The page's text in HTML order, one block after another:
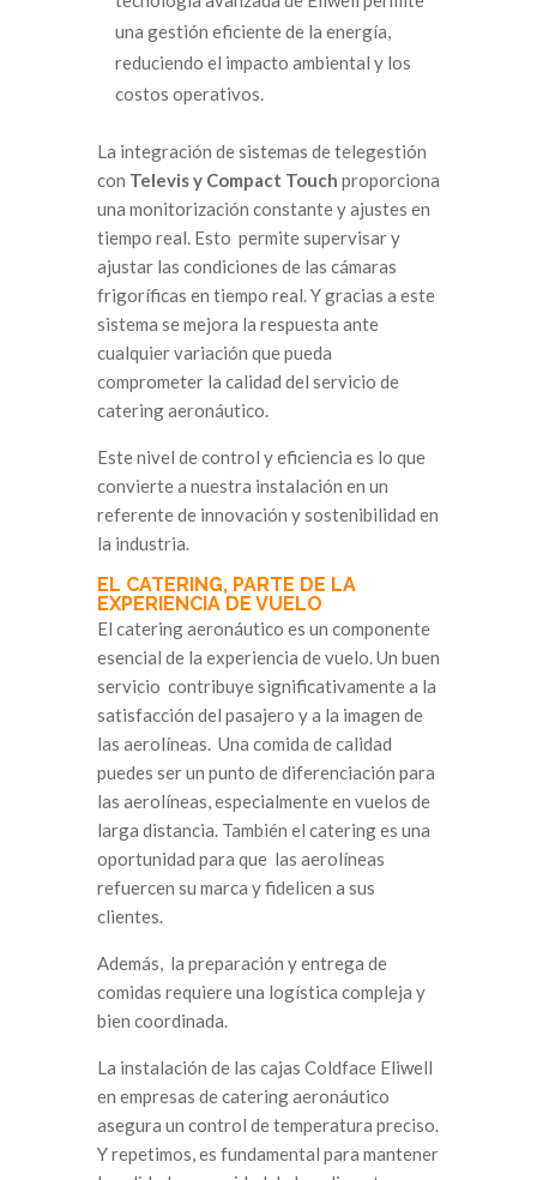
una gestión eficiente de la energía,
reduciendo el impacto ambiental y los
costos operativos.
La integración de sistemas de telegestión
con Televis y Compact Touch proporciona
una monitorización constante y ajustes en
tiempo real. Esto permite supervisar y
ajustar las condiciones de las cámaras
frigoríficas en tiempo real. Y gracias a este
sistema se mejora la respuesta ante
cualquier variación que pueda
comprometer la calidad del servicio de
catering aeronáutico.
Este nivel de control y eficiencia es lo que
convierte a nuestra instalación en un
referente de innovación y sostenibilidad en
la industria.
EL CATERING, PARTE DE LA
EXPERIENCIA DE VUELO
El catering aeronáutico es un componente
esencial de la experiencia de vuelo. Un buen
servicio contribuye significativamente a la
satisfacción del pasajero y a la imagen de
las aerolíneas. Una comida de calidad
puedes ser un punto de diferenciación para
las aerolíneas, especialmente en vuelos de
larga distancia. También el catering es una
oportunidad para que las aerolíneas
refuercen su marca y fidelicen a sus
clientes.
Además, la preparación y entrega de
comidas requiere una logística compleja y
bien coordinada.
La instalación de las cajas Coldface Eliwell
en empresas de catering aeronáutico
asegura un control de temperatura preciso.
Y repetimos, es fundamental para mantener